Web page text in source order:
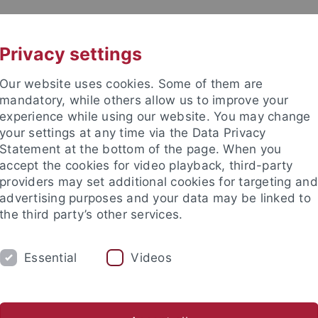
Ethik in den
Wissenschaften Materialien zur Ethik in den
Internationales Zentrum für Ethik in den
Privacy settings
Our website uses cookies. Some of them are
mandatory, while others allow us to improve your
experience while using our website. You may change
your settings at any time via the Data Privacy
Statement at the bottom of the page. When you
accept the cookies for video playback, third-party
providers may set additional cookies for targeting and
advertising purposes and your data may be linked to
the third party’s other services.
Essential Videos